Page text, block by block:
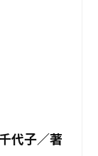
代子／著